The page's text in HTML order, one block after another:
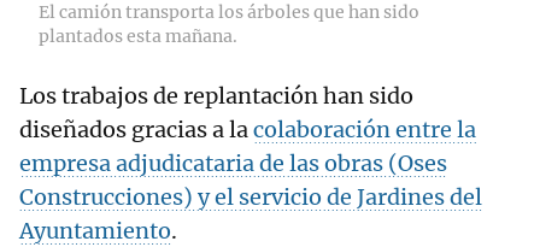
El camión transporta los árboles que han sido
plantados esta mañana.
Los trabajos de replantación han sido
diseñados gracias a lacolaboración entre la
empresa adjudicataria de las obras (Oses
Construcciones) y el servicio de Jardines del
Ayuntamiento.